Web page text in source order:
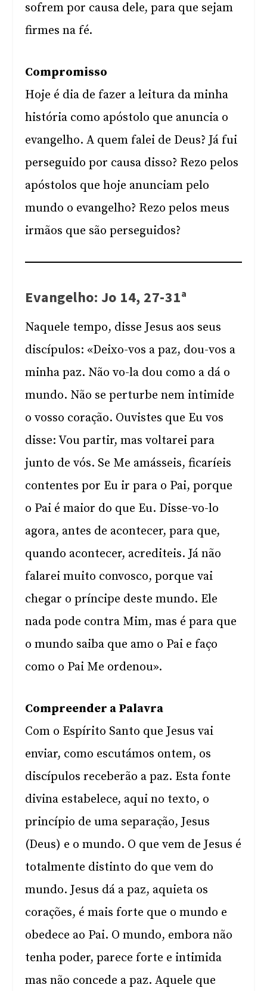
sofrem por causa dele, para que sejam
firmes na fé.
Compromisso
Hoje é dia de fazer a leitura da minha
história como apóstolo que anuncia o
evangelho. A quem falei de Deus? Já fui
perseguido por causa disso? Rezo pelos
apóstolos que hoje anunciam pelo
mundo o evangelho? Rezo pelos meus
irmãos que são perseguidos?
Evangelho: Jo 14, 27-31ª
Naquele tempo, disse Jesus aos seus
discípulos: «Deixo-vos a paz, dou-vos a
minha paz. Não vo-la dou como a dá o
mundo. Não se perturbe nem intimide
o vosso coração. Ouvistes que Eu vos
disse: Vou partir, mas voltarei para
junto de vós. Se Me amásseis, ficaríeis
contentes por Eu ir para o Pai, porque
o Pai é maior do que Eu. Disse-vo-lo
agora, antes de acontecer, para que,
quando acontecer, acrediteis. Já não
falarei muito convosco, porque vai
chegar o príncipe deste mundo. Ele
nada pode contra Mim, mas é para que
o mundo saiba que amo o Pai e faço
como o Pai Me ordenou».
Compreender a Palavra
Com o Espírito Santo que Jesus vai
enviar, como escutámos ontem, os
discípulos receberão a paz. Esta fonte
divina estabelece, aqui no texto, o
princípio de uma separação, Jesus
(Deus) e o mundo. O que vem de Jesus é
totalmente distinto do que vem do
mundo. Jesus dá a paz, aquieta os
corações, é mais forte que o mundo e
obedece ao Pai. O mundo, embora não
tenha poder, parece forte e intimida
mas não concede a paz. Aquele que